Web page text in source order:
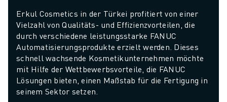
Erkul Cosmetics in der Türkei profitiert von einer
Vielzahl von Qualitäts- und Effizienzvorteilen, die
durch verschiedene leistungsstarke FANUC
Automatisierungsprodukte erzielt werden. Dieses
schnell wachsende Kosmetikunternehmen möchte
mit Hilfe der Wettbewerbsvorteile, die FANUC
Lösungen bieten, einen Maßstab für die Fertigung in
seinem Sektor setzen.